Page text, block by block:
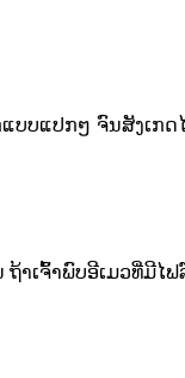
ບແປກ​ໆ​ ຈົນ​ສັງເ
າ​ເຈົ້າ​ພົບ​ອີ​ເມ​ວ​ທີ່​